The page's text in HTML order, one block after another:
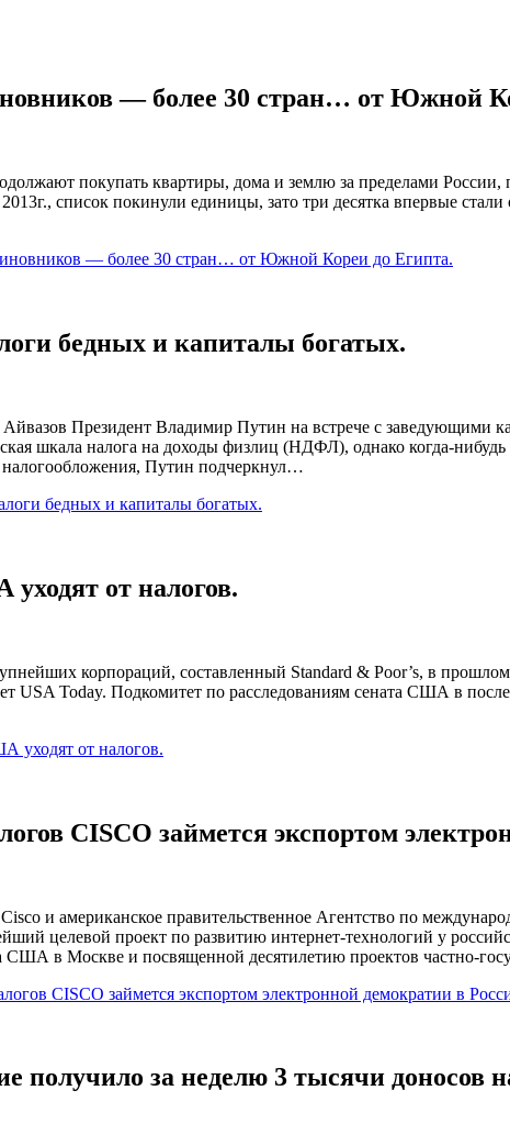
— более 30 стран… от Южной
покупать квартиры, дома и землю за пределами
список покинули единицы, зато три десятка впервые
— более 30 стран… от Южной Кореи до Египта.
бедных и капиталы богатых.
Президент Владимир Путин на встрече с заведующими
шкала налога на доходы физлиц (НДФЛ), однако когда-нибудь
Путин подчеркнул…
бедных и капиталы богатых.
от налогов.
корпораций, составленный Standard & Poor’s, в
USA Today. Подкомитет по расследованиям сената США в
уходят от налогов.
CISCO займется экспортом
и американское правительственное Агентство по
целевой проект по развитию интернет-технологий у
в Москве и посвященной десятилетию проектов частно-
CISCO займется экспортом электронной демократии в
получило за неделю 3 тысячи доносов